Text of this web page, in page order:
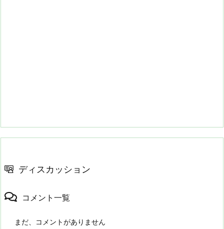
ディスカッション
コメント一覧
まだ、コメントがありません